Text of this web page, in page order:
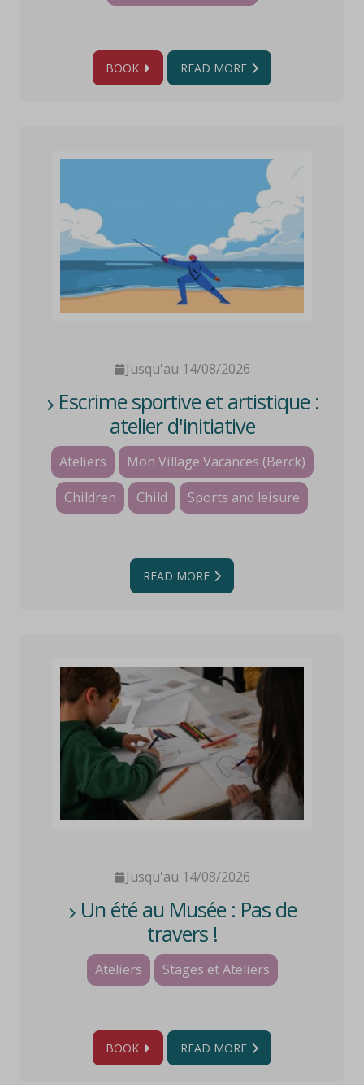
BOOK READ MORE
Jusqu'au 14/08/2026
Escrime sportive et artistique :
atelier d'initiative
Ateliers
Mon Village Vacances (Berck)
Children
Child Sports and leisure
READ MORE
Jusqu'au 14/08/2026
Un été au Musée : Pas de
travers !
Ateliers Stages et Ateliers
BOOK READ MORE